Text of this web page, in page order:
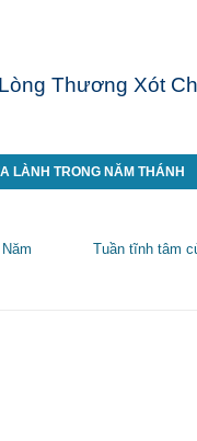
Thương Xót
LÀNH TRONG NĂM THÁNH
Tuần tĩnh tâm